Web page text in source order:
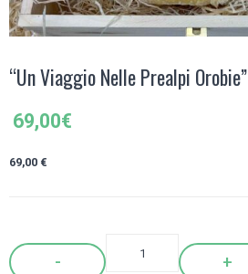
“Un Viaggio Nelle Prealpi Orobie”
69,00€
69,00 €
Quantity